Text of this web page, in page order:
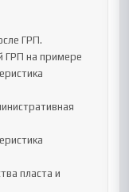
ГРП на примере